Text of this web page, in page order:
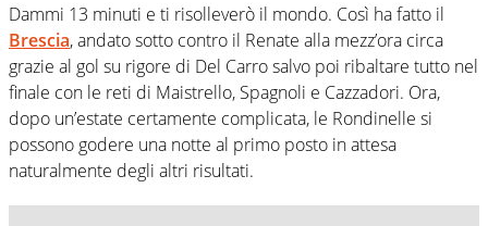
Dammi 13 minuti e ti risolleverò il mondo. Così ha fatto il
Brescia, andato sotto contro il Renate alla mezz’ora circa
grazie al gol su rigore di Del Carro salvo poi ribaltare tutto nel
finale con le reti di Maistrello, Spagnoli e Cazzadori. Ora,
dopo un’estate certamente complicata, le Rondinelle si
possono godere una notte al primo posto in attesa
naturalmente degli altri risultati.